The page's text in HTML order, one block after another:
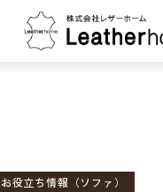
株式会社レザーホーム
お役立ち情報（ソファ）